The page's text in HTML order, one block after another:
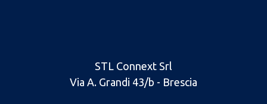
STL Connext Srl
Via A. Grandi 43/b - Brescia